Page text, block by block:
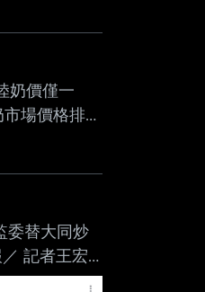
奶價僅一
場價格排行
國台辦發言
失能、短板
替大同炒
記者王宏
，犯罪所得